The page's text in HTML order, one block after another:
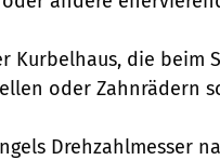
Kurbelhaus, die beim
oder Zahnrädern
Drehzahlmesser